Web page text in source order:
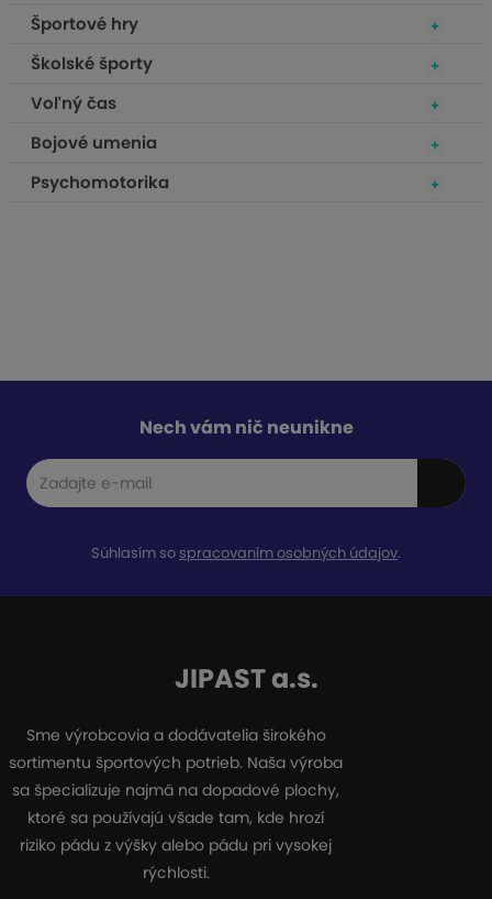
Športové hry
Školské športy
Voľný čas
Bojové umenia
Psychomotorika
Nech vám nič neunikne
Súhlasím so spracovaním osobných údajov.
JIPAST a.s.
Sme výrobcovia a dodávatelia širokého
sortimentu športových potrieb. Naša výroba
sa špecializuje najmä na dopadové plochy,
ktoré sa používajú všade tam, kde hrozí
riziko pádu z výšky alebo pádu pri vysokej
rýchlosti.